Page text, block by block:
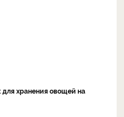
хранения овощей на